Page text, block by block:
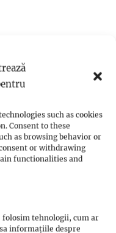
such as cookies
Consent to these
as browsing behavior or
or withdrawing
functionalities and
folosim tehnologii, cum ar
informațiile despre